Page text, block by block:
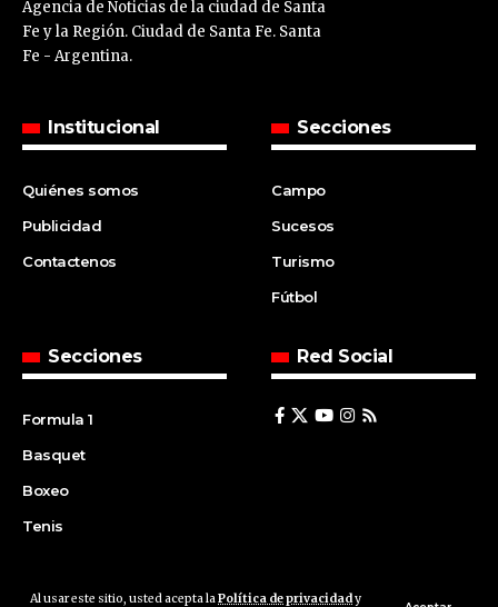
Al usar este sitio, usted acepta laPolítica de privacidady
Agencia de Noticias de la ciudad de Santa
Fe y la Región. Ciudad de Santa Fe. Santa
Fe - Argentina.
Institucional
Quiénes somos
Publicidad
Contactenos
Secciones
Campo
Sucesos
Turismo
Fútbol
Secciones
Formula 1
Basquet
Boxeo
Tenis
Red Social